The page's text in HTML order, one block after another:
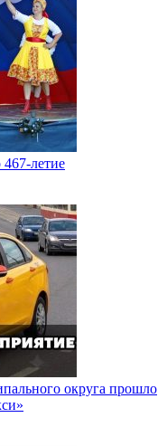
летие
округа прошло